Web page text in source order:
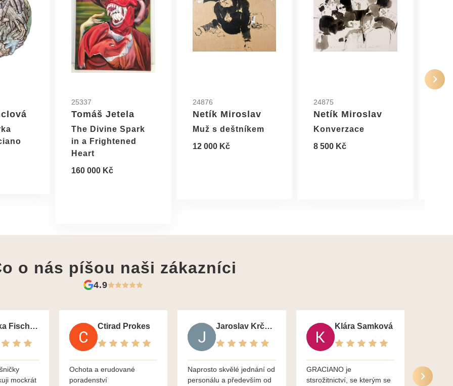
25337
Tomáš Jetela
The Divine Spark
in a Frightened
Heart
160 000 Kč
24876
Netík Miroslav
Muž s deštníkem
12 000 Kč
24875
Netík Miroslav
Konverzace
8 500 Kč
o nás píšou naši zákazníci
4.9
Monika Fischerova
mockrát
Ctirad Prokes
Ochota a erudované
poradenství
Jaroslav Krčma
Naprosto skvělé jednání od
personálu a především od
Klára Samková
GRACIANO je
stsrožitnictví, se kterým se
Služby
jsou po